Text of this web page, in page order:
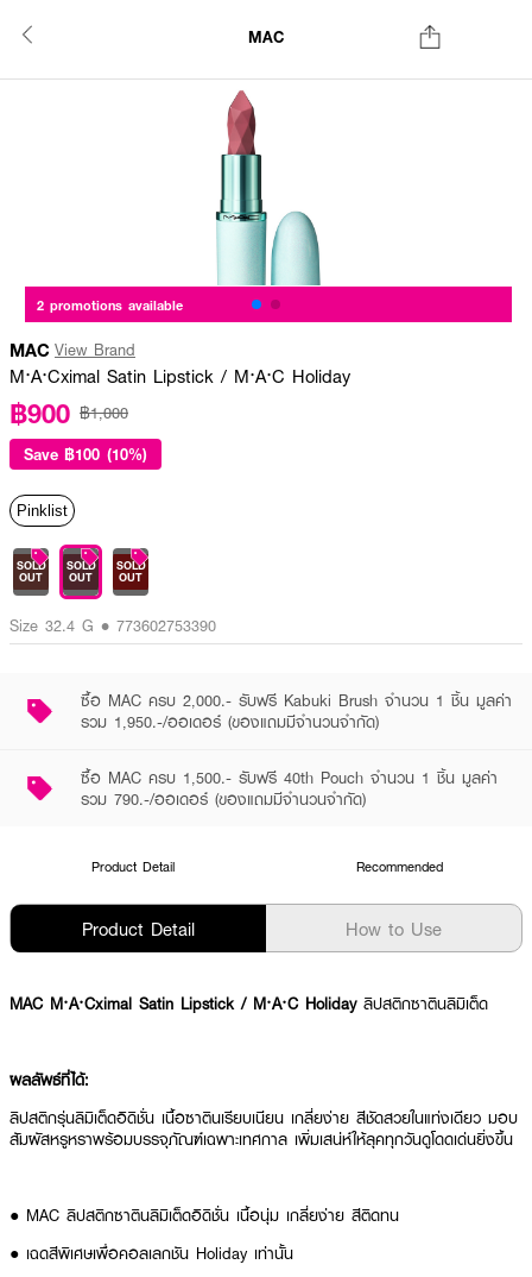
MAC
2 promotions available
MAC View Brand
M·A·Cximal Satin Lipstick / M·A·C Holiday
฿900 ฿1,000
Save ฿100 (10%)
Pinklist
SOLD
OUT
SOLD
OUT
SOLD
OUT
Size 32.4 G • 773602753390
ซื้อ MAC ครบ 2,000.- รับฟรี Kabuki Brush จำนวน 1 ชิ้น มูลค่า
รวม 1,950.-/ออเดอร์ (ของแถมมีจำนวนจำกัด)
ซื้อ MAC ครบ 1,500.- รับฟรี 40th Pouch จำนวน 1 ชิ้น มูลค่า
รวม 790.-/ออเดอร์ (ของแถมมีจำนวนจำกัด)
Product Detail Recommended
Product Detail How to Use
MAC M·A·Cximal Satin Lipstick / M·A·C Holidayลิปสติกซาตินลิมิเต็ด
ผลลัพธ์ที่ได้:
ลิปสติกรุ่นลิมิเต็ดอิดิชั่น เนื้อซาตินเรียบเนียน เกลี่ยง่าย สีชัดสวยในแท่งเดียว มอบ
สัมผัสหรูหราพร้อมบรรจุภัณฑ์เฉพาะเทศกาล เพิ่มเสน่ห์ให้ลุคทุกวันดูโดดเด่นยิ่งขึ้น
● MAC ลิปสติกซาตินลิมิเต็ดอิดิชั่น เนื้อนุ่ม เกลี่ยง่าย สีติดทน
● เฉดสีพิเศษเพื่อคอลเลกชัน Holiday เท่านั้น